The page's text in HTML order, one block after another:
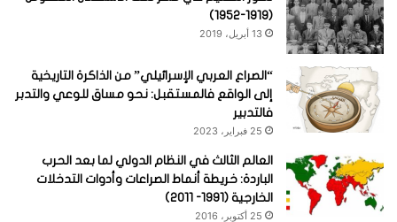
(1919-1952)
13 أبريل، 2019
“الصراع العربي الإسرائيلي” من الذاكرة التاريخية
إلى الواقع فالمستقبل: نحو مساق للوعي والتدبر
فالتدبير
25 فبراير، 2023
العالم الثالث في النظام الدولي لما بعد الحرب
الباردة: خريطة أنماط الصراعات وأدوات التدخلات
الخارجية (1991- 2011)
25 أكتوبر، 2016